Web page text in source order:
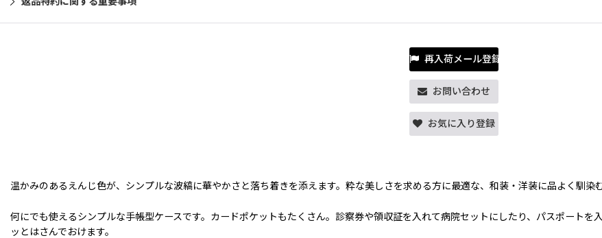
再入荷メール登録
お問い合わせ
お気に入り登録
温かみのあるえんじ色が、シンプルな波縞に華やかさと落ち着きを添えます。粋な美しさを求める方に最適な、和装・洋装に品よく馴染
何にでも使えるシンプルな手帳型ケースです。カードポケットもたくさん。診察券や領収証を入れて病院セットにしたり、パスポート
ッとはさんでおけます。